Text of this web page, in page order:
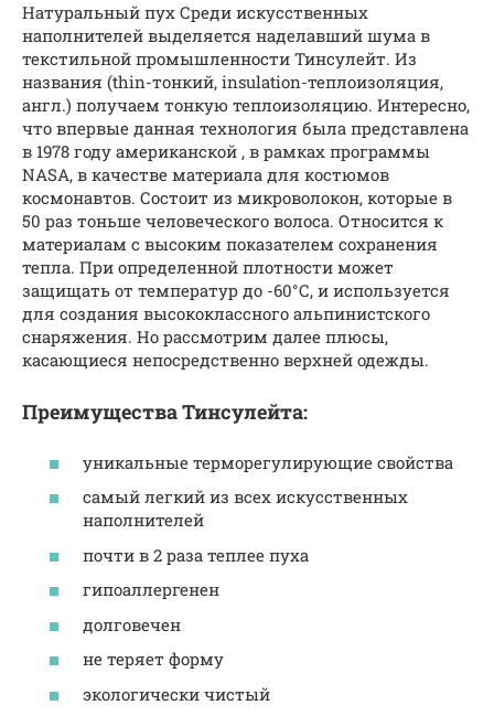
Натуральный пух Среди искусственных
наполнителей выделяется наделавший шума в
текстильной промышленности Тинсулейт. Из
названия (thin-тонкий, insulation-теплоизоляция,
англ.) получаем тонкую теплоизоляцию. Интересно,
что впервые данная технология была представлена
в 1978 году американской , в рамках программы
NASA, в качестве материала для костюмов
космонавтов. Состоит из микроволокон, которые в
50 раз тоньше человеческого волоса. Относится к
материалам с высоким показателем сохранения
тепла. При определенной плотности может
защищать от температур до -60°С, и используется
для создания высококлассного альпинистского
снаряжения. Но рассмотрим далее плюсы,
касающиеся непосредственно верхней одежды.
Преимущества Тинсулейта:
уникальные терморегулирующие свойства
самый легкий из всех искусственных
наполнителей
почти в 2 раза теплее пуха
гипоаллергенен
долговечен
не теряет форму
экологически чистый